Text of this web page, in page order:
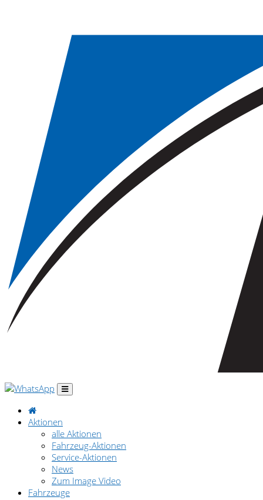
Aktionen
alle Aktionen
Fahrzeug-Aktionen
Service-Aktionen
News
Zum Image Video
Fahrzeuge